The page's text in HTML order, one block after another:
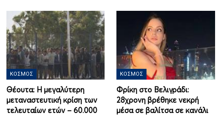
ΚΌΣΜΟΣ
Θέουτα: Η μεγαλύτερη
μεταναστευτική κρίση των
τελευταίων ετών – 60.000
ΚΌΣΜΟΣ
Φρίκη στο Βελιγράδι:
28χρονη βρέθηκε νεκρή
μέσα σε βαλίτσα σε κανάλι